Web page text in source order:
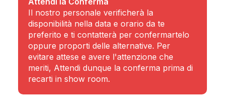
Il nostro personale verificherà la
disponibilità nella data e orario da te
preferito e ti contatterà per confermartelo
oppure proporti delle alternative. Per
evitare attese e avere l'attenzione che
meriti, Attendi dunque la conferma prima di
recarti in show room.